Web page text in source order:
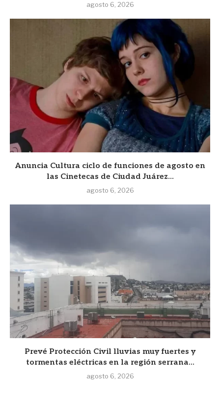
agosto 6, 2026
Anuncia Cultura ciclo de funciones de agosto en
las Cinetecas de Ciudad Juárez...
agosto 6, 2026
Prevé Protección Civil lluvias muy fuertes y
tormentas eléctricas en la región serrana...
agosto 6, 2026